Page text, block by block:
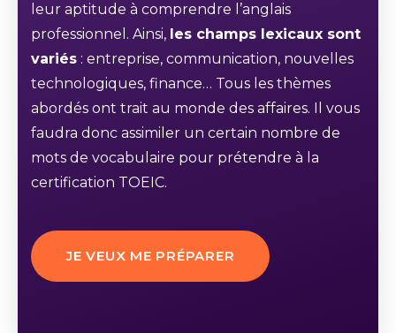
leur aptitude à comprendre l’anglais
professionnel. Ainsi, les champs lexicaux sont
variés : entreprise, communication, nouvelles
technologiques, finance… Tous les thèmes
abordés ont trait au monde des affaires. Il vous
faudra donc assimiler un certain nombre de
mots de vocabulaire pour prétendre à la
certification TOEIC.
JE VEUX ME PRÉPARER